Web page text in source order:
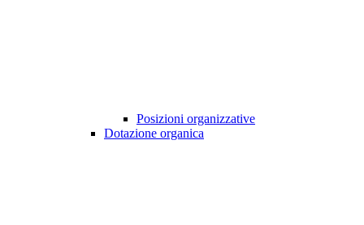
Posizioni organizzative
Dotazione organica